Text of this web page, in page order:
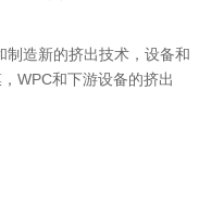
制造新的挤出技术，设备和
WPC和下游设备的挤出